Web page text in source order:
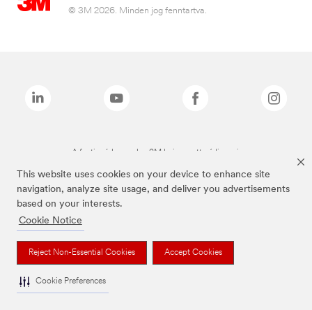
This website uses cookies on your device to enhance site
navigation, analyze site usage, and deliver you advertisements
based on your interests.
Cookie Notice
Reject Non-Essential Cookies Accept Cookies
Cookie Preferences
© 3M 2026. Minden jog fenntartva.
A fenti márkanevek a 3M bejegyzett védjegyei.